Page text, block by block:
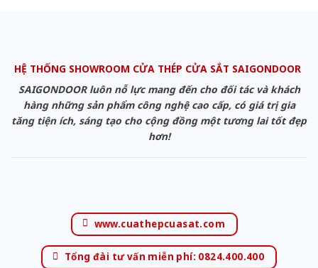
HỆ THỐNG SHOWROOM CỬA THÉP CỬA SẮT SAIGONDOOR
SAIGONDOOR luôn nỗ lực mang đến cho đối tác và khách
hàng những sản phẩm công nghệ cao cấp, có giá trị gia
tăng tiện ích, sáng tạo cho cộng đồng một tương lai tốt đẹp
hơn!
www.cuathepcuasat.com
Tổng đài tư vấn miễn phí: 0824.400.400